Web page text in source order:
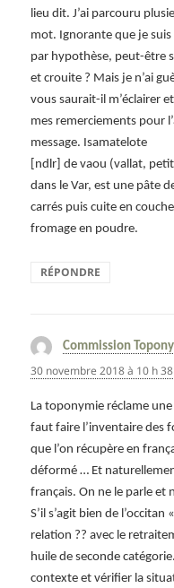
lieu dit. J’ai parcouru
mot. Ignorante que je suis
par hypothèse, peut-être
et crouite ? Mais je n’ai
vous saurait-il m’éclairer
mes remerciements pour
message. Isamatelote
[ndlr] de vaou (vallat,
dans le Var, est une pâte
carrés puis cuite en
fromage en poudre.
RÉPONDRE
Commission
30 novembre 2018 à 10 h
La toponymie réclame
faut faire l’inventaire des
que l’on récupère en
déformé … Et
français. On ne le parle et
S’il s’agit bien de l’occitan
relation ?? avec le
huile de seconde
contexte et vérifier la